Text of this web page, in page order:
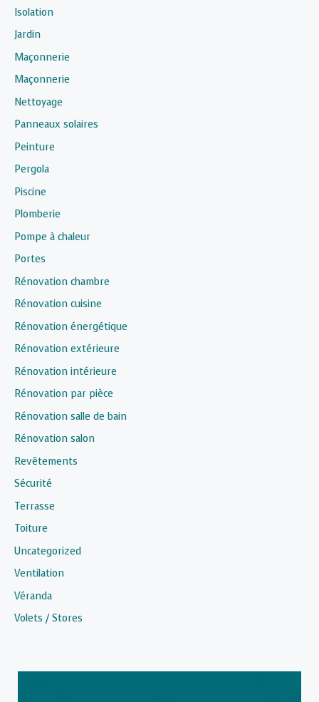
Isolation
Jardin
Maçonnerie
Maçonnerie
Nettoyage
Panneaux solaires
Peinture
Pergola
Piscine
Plomberie
Pompe à chaleur
Portes
Rénovation chambre
Rénovation cuisine
Rénovation énergétique
Rénovation extérieure
Rénovation intérieure
Rénovation par pièce
Rénovation salle de bain
Rénovation salon
Revêtements
Sécurité
Terrasse
Toiture
Uncategorized
Ventilation
Véranda
Volets / Stores